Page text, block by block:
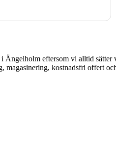
eftersom vi alltid
kostnadsfri offert